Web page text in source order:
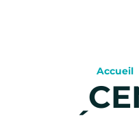
Accueil